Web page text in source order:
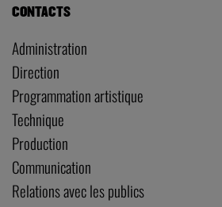
CONTACTS
Administration
Direction
Programmation artistique
Technique
Production
Communication
Relations avec les publics